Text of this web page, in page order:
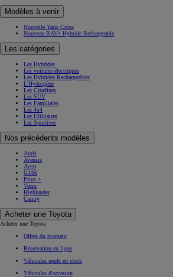
Modèles à venir
Nouvelle Yaris Cross
Nouveau RAV4 Hybride Rechargeable
Les catégories
Les Hybrides
Les voitures électriques
Les Hybrides Rechargeables
L'Hydrogène
Les Citadines
Les SUV
Les Familiales
Les 4x4
Les Utilitaires
Les Sportives
Nos précédents modèles
Auris
Avensis
Aygo
GT86
Prius +
Verso
Highlander
Camry
Acheter une Toyota
Acheter une Toyota
Offres du moment
Réservation en ligne
Véhicules neufs en stock
Véhicules d'occasion